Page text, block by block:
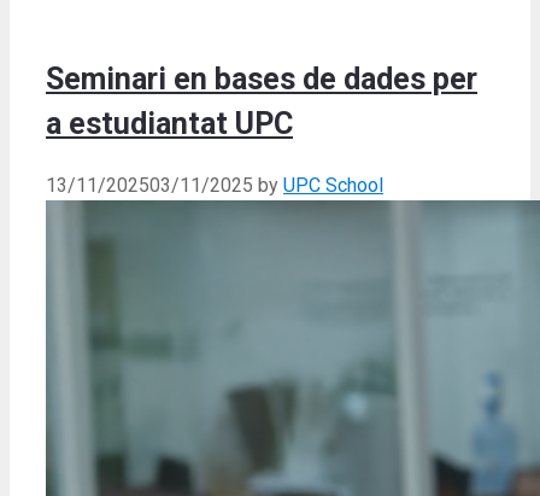
Seminari en bases de dades per
a estudiantat UPC
13/11/202503/11/2025 by UPC School